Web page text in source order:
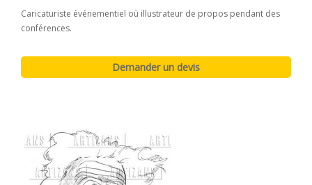
Caricaturiste événementiel où illustrateur de propos pendant des
conférences.